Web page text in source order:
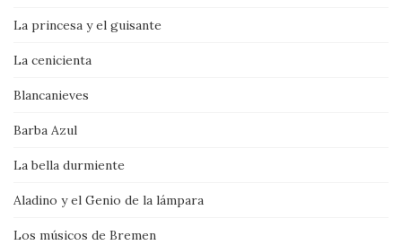
La princesa y el guisante
La cenicienta
Blancanieves
Barba Azul
La bella durmiente
Aladino y el Genio de la lámpara
Los músicos de Bremen